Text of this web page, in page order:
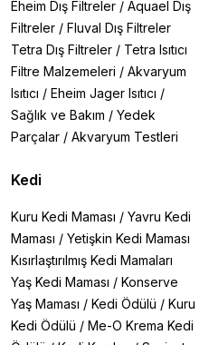
Eheim Dış Filtreler / Aquael Dış
Filtreler / Fluval Dış Filtreler
Tetra Dış Filtreler / Tetra Isıtıcı
Filtre Malzemeleri / Akvaryum
Isıtıcı / Eheim Jager Isıtıcı /
Sağlık ve Bakım / Yedek
Parçalar / Akvaryum Testleri
Kedi
Kuru Kedi Maması / Yavru Kedi
Maması / Yetişkin Kedi Maması
Kısırlaştırılmış Kedi Mamaları
Yaş Kedi Maması / Konserve
Yaş Maması / Kedi Ödülü / Kuru
Kedi Ödülü / Me-O Krema Kedi